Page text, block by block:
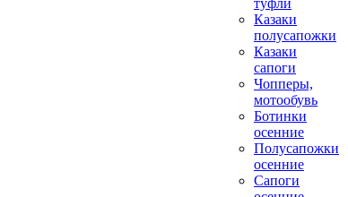
Казаки
полусапожки
Казаки
сапоги
Чопперы,
мотообувь
Ботинки
осенние
Полусапожки
осенние
Сапоги